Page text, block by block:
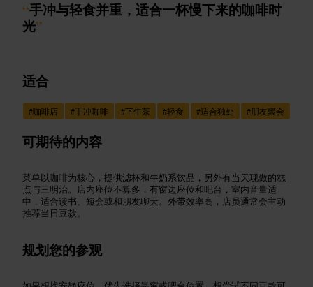
“手冲与轻食并重，适合一杯慢下来的咖啡时
光”
适合
#咖啡店 #手冲咖啡 #下午茶 #轻食 #适合独处 #朋友聚会
可期待的内容
菜单以咖啡为核心，提供滤杯和牛奶系饮品，另外有当天现做的糕
点与三明治。店内座位不算多，有窗边座位和吧台，室内音量适
中，适合读书、短会或和朋友聊天。外带效率高，店员通常会主动
推荐当日豆款。
规划您的参观